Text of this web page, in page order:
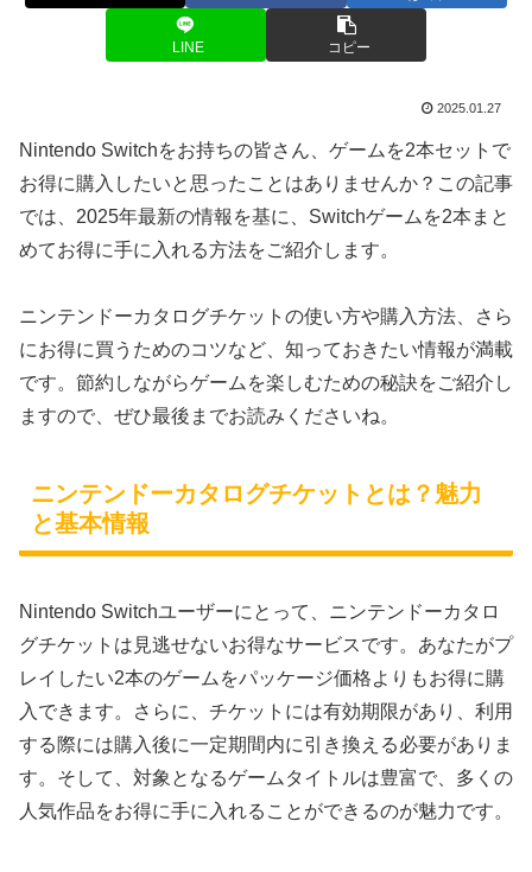
LINE コピー
2025.01.27
Nintendo Switchをお持ちの皆さん、ゲームを2本セットで
お得に購入したいと思ったことはありませんか？この記事
では、2025年最新の情報を基に、Switchゲームを2本まと
めてお得に手に入れる方法をご紹介します。
ニンテンドーカタログチケットの使い方や購入方法、さら
にお得に買うためのコツなど、知っておきたい情報が満載
です。節約しながらゲームを楽しむための秘訣をご紹介し
ますので、ぜひ最後までお読みくださいね。
ニンテンドーカタログチケットとは？魅力
と基本情報
Nintendo Switchユーザーにとって、ニンテンドーカタロ
グチケットは見逃せないお得なサービスです。あなたがプ
レイしたい2本のゲームをパッケージ価格よりもお得に購
入できます。さらに、チケットには有効期限があり、利用
する際には購入後に一定期間内に引き換える必要がありま
す。そして、対象となるゲームタイトルは豊富で、多くの
人気作品をお得に手に入れることができるのが魅力です。